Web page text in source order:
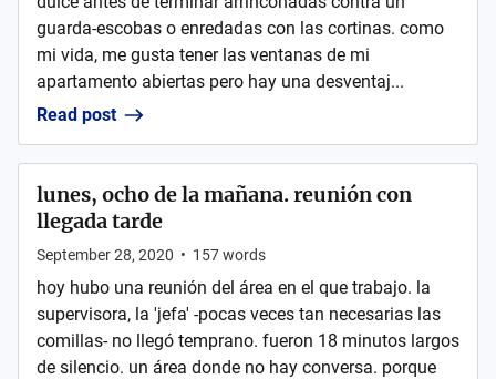
guarda-escobas o enredadas con las cortinas. como
mi vida, me gusta tener las ventanas de mi
apartamento abiertas pero hay una desventaj...
Read post
lunes, ocho de la mañana. reunión con
llegada tarde
September 28, 2020 • 157words
hoy hubo una reunión del área en el que trabajo. la
supervisora, la 'jefa' -pocas veces tan necesarias las
comillas- no llegó temprano. fueron 18 minutos largos
de silencio. un área donde no hay conversa. porque